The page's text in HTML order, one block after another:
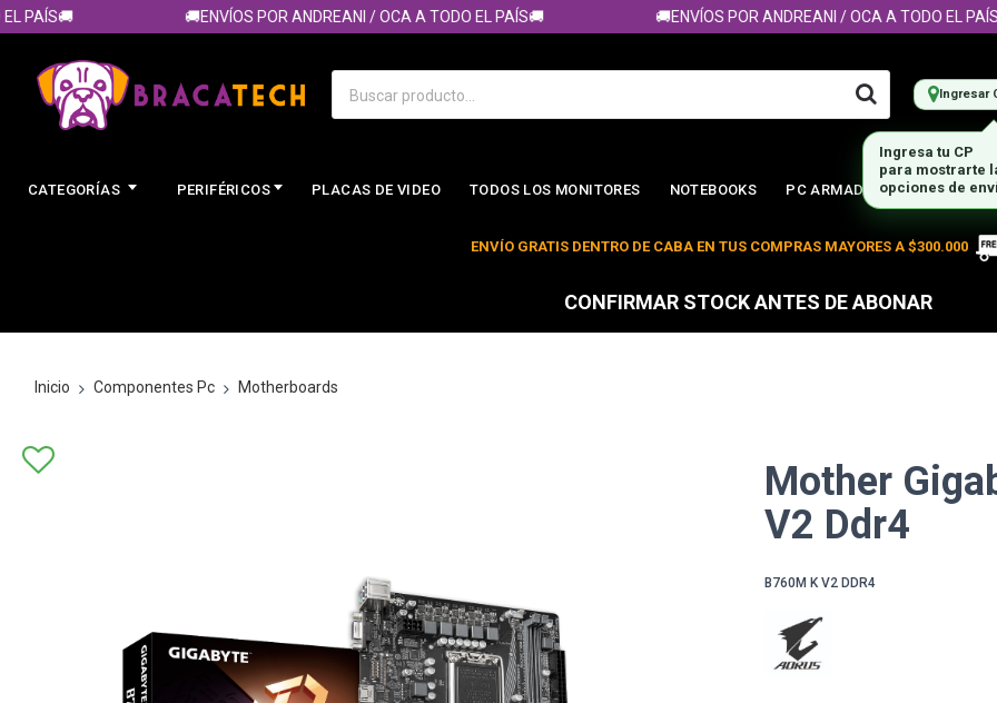
🚚ENVÍOS POR ANDREANI / OCA A TODO EL PAÍS🚚 🚚ENVÍOS POR ANDREANI / OCA A TODO EL PAÍS🚚
Ingresar
CATEGORÍAS PERIFÉRICOS PLACAS DE VIDEO TODOS LOS MONITORES NOTEBOOKS PC ARMADA
ENVÍO GRATIS DENTRO DE CABA EN TUS COMPRAS MAYORES A $300.000
CONFIRMAR STOCK ANTES DE ABONAR
Inicio Componentes Pc Motherboards
Mother
V2 Ddr4
B760M K V2 DDR4